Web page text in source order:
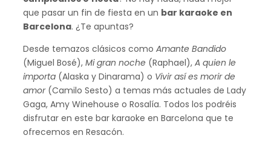
que pasar un fin de fiesta en un bar karaoke en
Barcelona. ¿Te apuntas?
Desde temazos clásicos como Amante Bandido
(Miguel Bosé), Mi gran noche (Raphael), A quien le
importa (Alaska y Dinarama) o Vivir así es morir de
amor(Camilo Sesto) a temas más actuales de Lady
Gaga, Amy Winehouse o Rosalía. Todos los podréis
disfrutar en este bar karaoke en Barcelona que te
ofrecemos en Resacón.